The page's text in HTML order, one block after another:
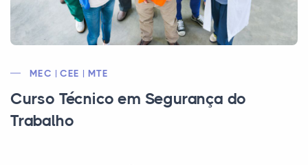
MEC | CEE | CFT
Curso Técnico em Eletrotécnica Pleno